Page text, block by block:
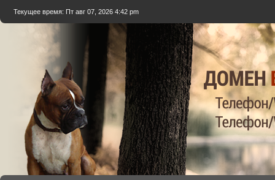
Текущее время: Пт авг 07, 2026 4:42 pm